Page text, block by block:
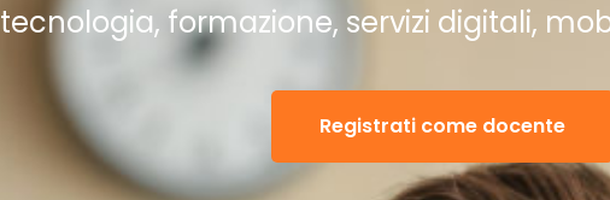
tecnologia, formazione, servizi digitali,
Registrati come docente